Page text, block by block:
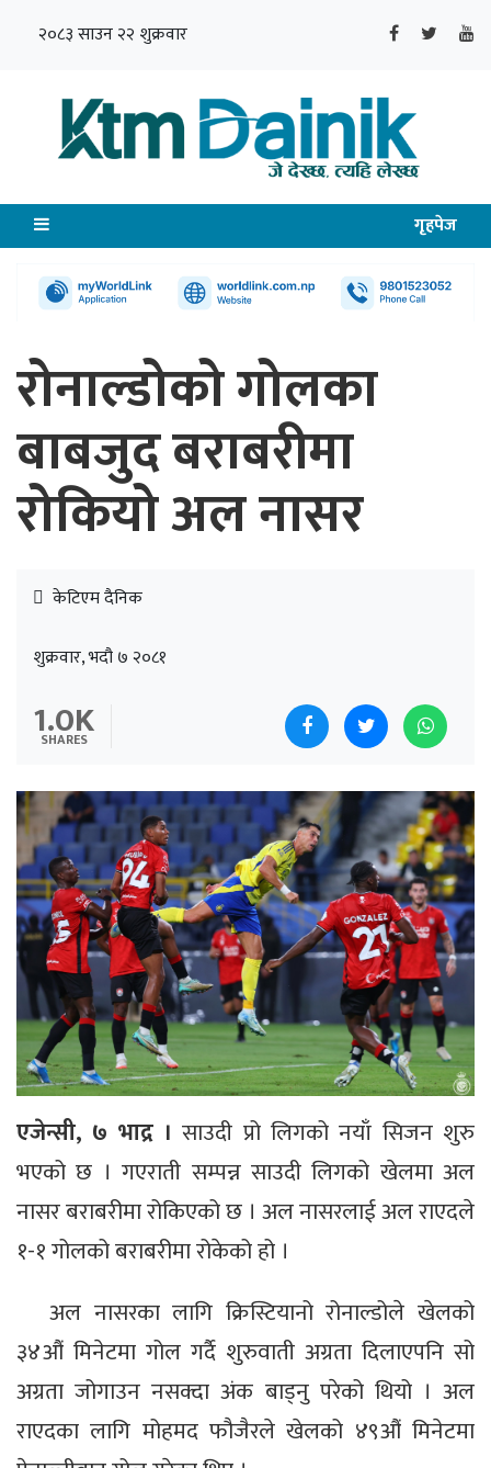
२०८३ साउन २२ शुक्रवार
गृहपेज
रोनाल्डोको गोलका
बाबजुद बराबरीमा
रोकियो अल नासर
केटिएम दैनिक
शुक्रवार, भदौ ७ २०८१
1.0K
SHARES
एजेन्सी, ७ भाद्र । साउदी प्रो लिगको नयाँ सिजन शुरु
भएको छ । गएराती सम्पन्न साउदी लिगको खेलमा अल
नासर बराबरीमा रोकिएको छ । अल नासरलाई अल राएदले
१-१ गोलको बराबरीमा रोकेको हो ।
अल नासरका लागि क्रिस्टियानो रोनाल्डोले खेलको
३४औं मिनेटमा गोल गर्दै शुरुवाती अग्रता दिलाएपनि सो
अग्रता जोगाउन नसक्दा अंक बाड्नु परेको थियो । अल
राएदका लागि मोहमद फौजैरले खेलको ४९औं मिनेटमा